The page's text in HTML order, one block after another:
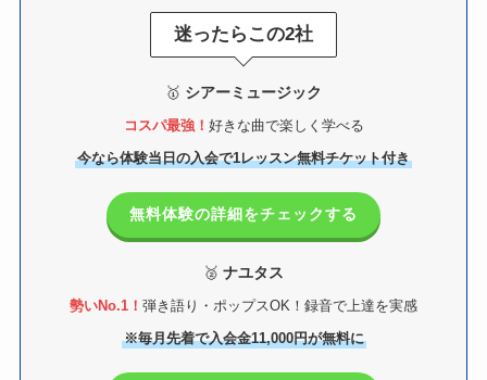
迷ったらこの2社
🥇 シアーミュージック
コスパ最強！ 好きな曲で楽しく学べる
今なら体験当日の入会で1レッスン無料チケット付き
無料体験の詳細をチェックする
🥈 ナユタス
勢いNo.1！ 弾き語り・ポップスOK！録音で上達を実感
※毎月先着で入会金11,000円が無料に